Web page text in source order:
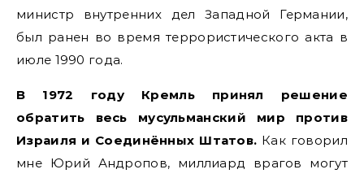
министр внутренних дел Западной Германии,
был ранен во время террористического акта в
июле 1990 года.
В 1972 году Кремль принял решение
обратить весь мусульманский мир против
Израиля и Соединённых Штатов. Как говорил
мне Юрий Андропов, миллиард врагов могут